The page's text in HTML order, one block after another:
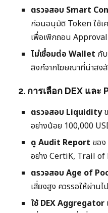
ตรวจสอบ Smart
ก่อนอนุมัติ Token ใช้เ
เพื่อเพิกถอน Approval
ไม่เชื่อมต่อ Wallet กั
ลิงก์จากโฆษณาที่น่าสง
2. การเลือก DEX และ
ตรวจสอบ Liquidity
อย่างน้อย 100,000
ดู Audit Report ขอ
อย่าง CertiK, Trail
ตรวจสอบ Age of
เสี่ยงสูง ควรรอให้ผ่าน
ใช้ DEX Aggregator